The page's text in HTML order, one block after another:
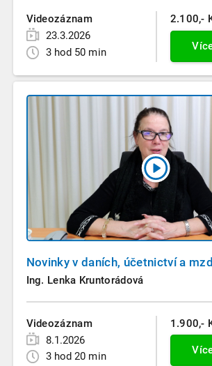
Videozáznam
23.3.2026
3 hod 50 min
2.100,-
Novinky v daních, účetnictví a
Ing. Lenka Kruntorádová
Videozáznam
8.1.2026
3 hod 20 min
1.900,-